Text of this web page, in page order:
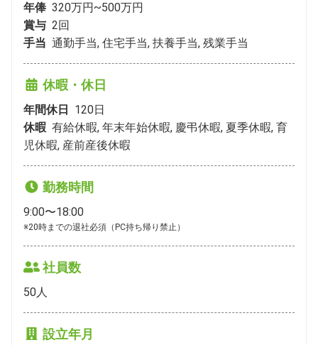
年俸 320万円~500万円
賞与 2回
手当 通勤手当, 住宅手当, 扶養手当, 残業手当
休暇・休日
年間休日 120日
休暇 有給休暇, 年末年始休暇, 慶弔休暇, 夏季休暇, 育
児休暇, 産前産後休暇
勤務時間
9:00〜18:00
※20時までの退社必須（PC持ち帰り禁止）
社員数
50人
設立年月